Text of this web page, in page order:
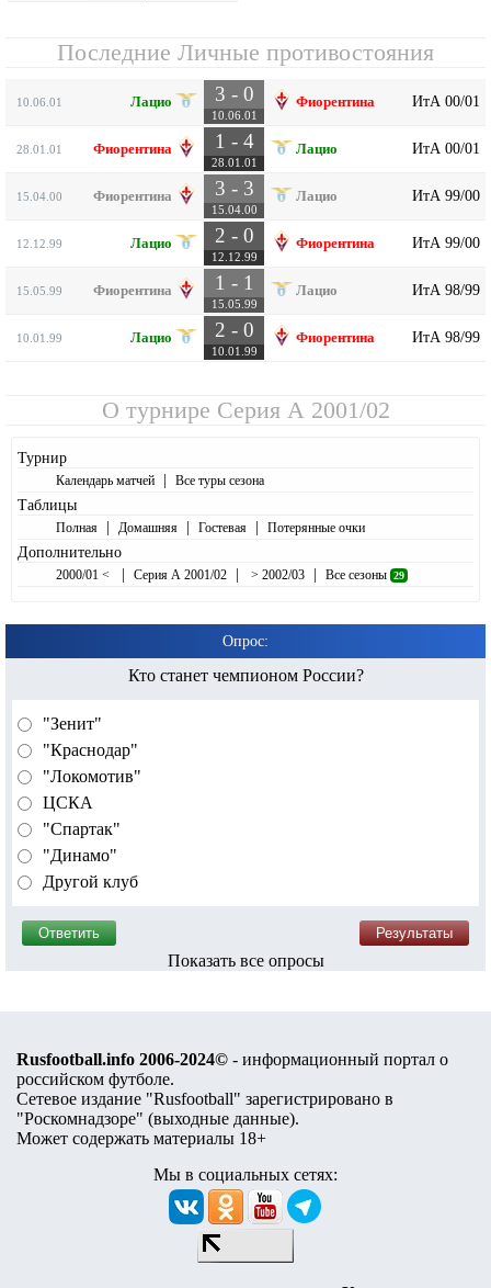
Последние Личные противостояния
10.06.01 Лацио 3 - 0
10.06.01
Фиорентина ИтА 00/01
28.01.01 Фиорентина 1 - 4
28.01.01
Лацио ИтА 00/01
15.04.00 Фиорентина 3 - 3
15.04.00
Лацио ИтА 99/00
12.12.99 Лацио 2 - 0
12.12.99
Фиорентина ИтА 99/00
15.05.99 Фиорентина 1 - 1
15.05.99
Лацио ИтА 98/99
10.01.99 Лацио 2 - 0
10.01.99
Фиорентина ИтА 98/99
О турнире Серия А 2001/02
Турнир
Календарь матчей | Все туры сезона
Таблицы
Полная | Домашняя | Гостевая | Потерянные очки
Дополнительно
2000/01 < | Серия А 2001/02 | > 2002/03 | Все сезоны 29
Опрос:
Кто станет чемпионом России?
"Зенит"
"Краснодар"
"Локомотив"
ЦСКА
"Спартак"
"Динамо"
Другой клуб
Показать все опросы
Rusfootball.info 2006-2024© - информационный портал о
российском футболе.
Сетевое издание "Rusfootball" зарегистрировано в
"Роскомнадзоре" (выходные данные).
Может содержать материалы 18+
Мы в социальных сетях: